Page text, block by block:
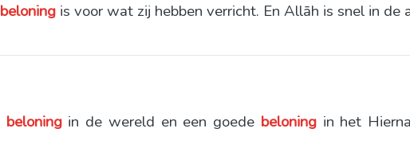
beloning is voor wat zij hebben verricht. En Allāh is snel in de
beloningin de wereld en een goede beloningin het